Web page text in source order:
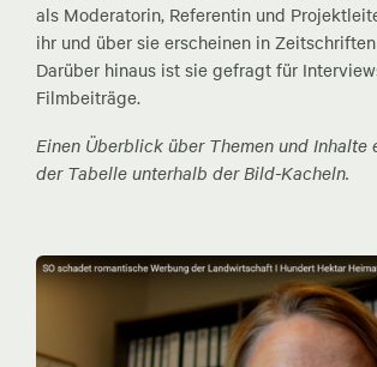
als Moderatorin, Referentin und
ihr und über sie erscheinen in
Darüber hinaus ist sie gefragt für
Filmbeiträge.
Einen Überblick über Themen und Inhalte
der Tabelle unterhalb der Bild-Kacheln.